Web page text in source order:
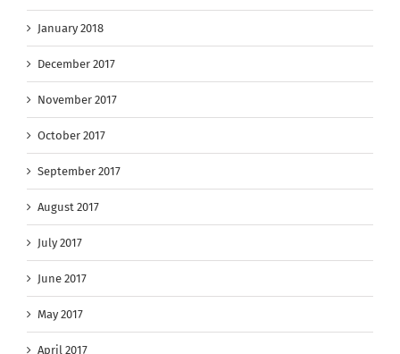
January 2018
December 2017
November 2017
October 2017
September 2017
August 2017
July 2017
June 2017
May 2017
April 2017